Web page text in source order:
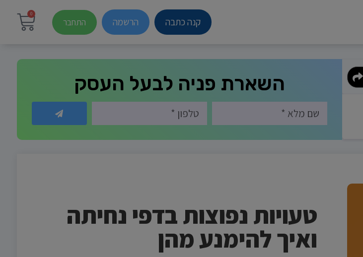
קנה כתבה הרשמה התחבר
0
השארת פניה לבעל העסק
טעויות נפוצות בדפי נחיתה
ואיך להימנע מהן